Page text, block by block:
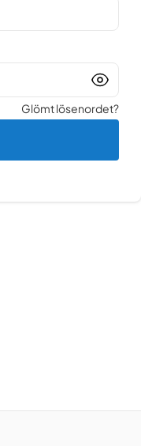
Glömt lösenordet?